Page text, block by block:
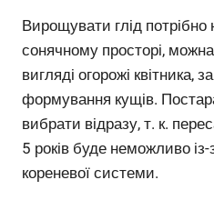
Вирощувати глід потрібно
сонячному просторі,
вигляді огорожі квітника,
формування кущів.
вибрати відразу, т. к.
5 років буде неможливо із-
кореневої системи.